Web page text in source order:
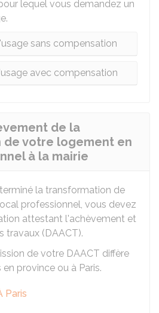
lequel vous demandez un
sans compensation
avec compensation
de la
votre logement en
à la mairie
la transformation de
professionnel, vous devez
attestant l'achèvement et
travaux (DAACT).
de votre DAACT diffère
province ou à Paris.
Paris